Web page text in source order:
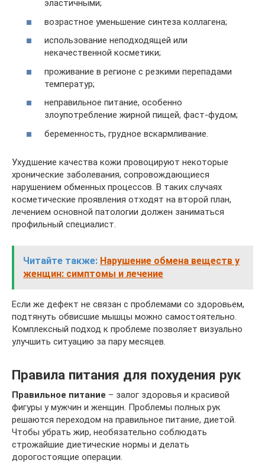
эластичными;
возрастное уменьшение синтеза коллагена;
использование неподходящей или
некачественной косметики;
проживание в регионе с резкими перепадами
температур;
неправильное питание, особенно
злоупотребление жирной пищей, фаст-фудом;
беременность, грудное вскармливание.
Ухудшение качества кожи провоцируют некоторые
хронические заболевания, сопровождающиеся
нарушением обменных процессов. В таких случаях
косметические проявления отходят на второй план,
лечением основной патологии должен заниматься
профильный специалист.
Читайте также: Нарушение обмена веществ у
женщин: симптомы и лечение
Если же дефект не связан с проблемами со здоровьем,
подтянуть обвисшие мышцы можно самостоятельно.
Комплексный подход к проблеме позволяет визуально
улучшить ситуацию за пару месяцев.
Правила питания для похудения рук
Правильное питание – залог здоровья и красивой
фигуры у мужчин и женщин. Проблемы полных рук
решаются переходом на правильное питание, диетой.
Чтобы убрать жир, необязательно соблюдать
строжайшие диетические нормы и делать
дорогостоящие операции.